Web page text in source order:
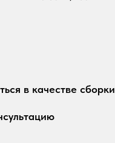
в качестве сборки